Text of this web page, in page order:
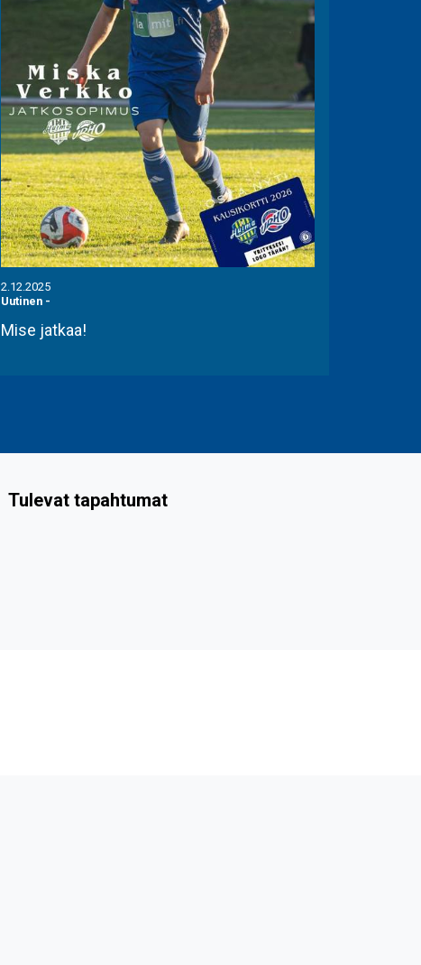
2.12.2025
Uutinen -
Mise jatkaa!
Tulevat tapahtumat